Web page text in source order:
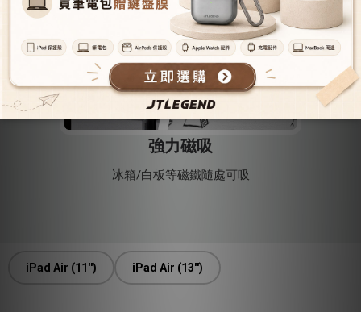
強力磁吸
冰箱/白板等磁鐵隨處可吸
iPad Air (11'') iPad Air (13'')